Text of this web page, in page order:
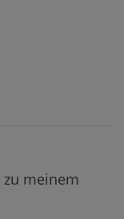
zu meinem